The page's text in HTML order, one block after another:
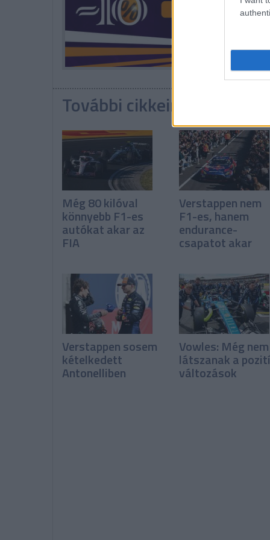
További cikkeink a témában
Még 80 kilóval
könnyebb F1-es
autókat akar az
FIA
Verstappen nem
F1-es, hanem
endurance-
csapatot akar
Verstappen sosem
kételkedett
Antonelliben
Vowles: Még nem
látszanak a
változások